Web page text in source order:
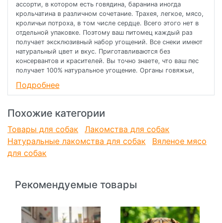
ассорти, в котором есть говядина, баранина иногда
крольчатина в различном сочетание. Трахея, легкое, мясо,
кроличьи потроха, в том числе сердце. Всего этого нет в
отдельной упаковке. Поэтому ваш питомец каждый раз
получает эксклюзивный набор угощений. Все снеки имеют
натуральный цвет и вкус. Приготавливаются без
консервантов и красителей. Вы точно знаете, что ваш пес
получает 100% натуральное угощение. Органы говяжьи,
при комнатной температуре в сухом месте. Zip пакет
сжигания. Срок годности 1 год
Подробнее
Похожие категории
Товары для собак
Лакомства для собак
Натуральные лакомства для собак
Вяленое мясо
для собак
Рекомендуемые товары